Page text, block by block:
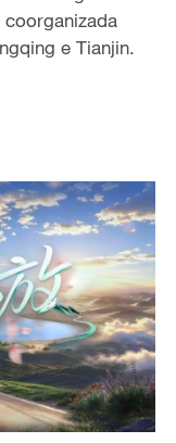
e Tianjin.